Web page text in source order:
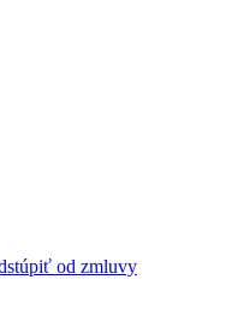
od zmluvy